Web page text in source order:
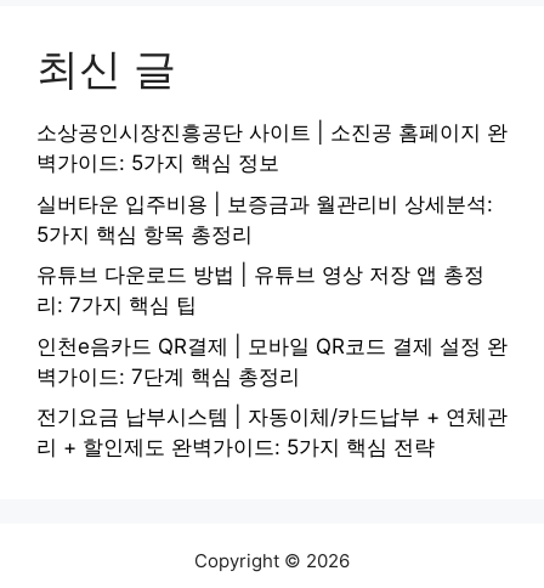
최신 글
소상공인시장진흥공단 사이트 | 소진공 홈페이지 완
벽가이드: 5가지 핵심 정보
실버타운 입주비용 | 보증금과 월관리비 상세분석:
5가지 핵심 항목 총정리
유튜브 다운로드 방법 | 유튜브 영상 저장 앱 총정
리: 7가지 핵심 팁
인천e음카드 QR결제 | 모바일 QR코드 결제 설정 완
벽가이드: 7단계 핵심 총정리
전기요금 납부시스템 | 자동이체/카드납부 + 연체관
리 + 할인제도 완벽가이드: 5가지 핵심 전략
Copyright © 2026